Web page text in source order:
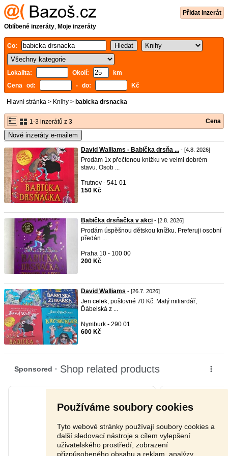
Používáme soubory cookies
Tyto webové stránky používají soubory cookies a
další sledovací nástroje s cílem vylepšení
uživatelského prostředí, zobrazení
přizpůsobeného obsahu a reklam, analýzy
Přidat inzerát
Oblíbené inzeráty, Moje inzeráty
Co:
Lokalita: Okolí:
km
Cena od:
- do: Kč
Hlavní stránka > Knihy > babicka drsnacka
1-3 inzerátů z 3 Cena
Nové inzeráty e-mailem
David Walliams - Babička drsňa ... - [4.8. 2026]
Prodám 1x přečtenou knížku ve velmi dobrém
stavu. Osob ...
Trutnov - 541 01
150 Kč
Babička drsňačka v akci - [2.8. 2026]
Prodám úspěšnou dětskou knížku. Preferuji osobní
předán ...
Praha 10 - 100 00
200 Kč
David Walliams - [26.7. 2026]
Jen celek, poštovné 70 Kč. Malý miliardář,
Ďábelská z ...
Nymburk - 290 01
600 Kč